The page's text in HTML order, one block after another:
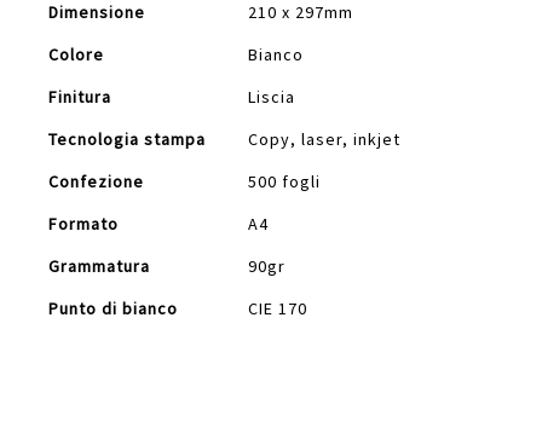
Dimensione
210 x 297mm
Colore
Bianco
Finitura
Liscia
Tecnologia stampa
Copy, laser, inkjet
Confezione
500 fogli
Formato
A4
Grammatura
90gr
Punto di bianco
CIE 170